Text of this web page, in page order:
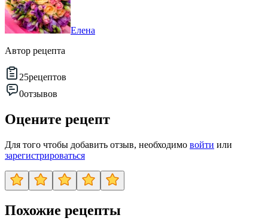
Елена
Автор рецепта
25рецептов
0отзывов
Оцените рецепт
Для того чтобы добавить отзыв, необходимо войти или
зарегистрироваться
Похожие рецепты